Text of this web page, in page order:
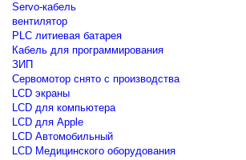
Servo-кабель
вентилятор
PLC литиевая батарея
Кабель для программирования
ЗИП
Сервомотор снято с производства
LCD экраны
LCD для компьютера
LCD для Apple
LCD Автомобильный
LCD Медицинского оборудования